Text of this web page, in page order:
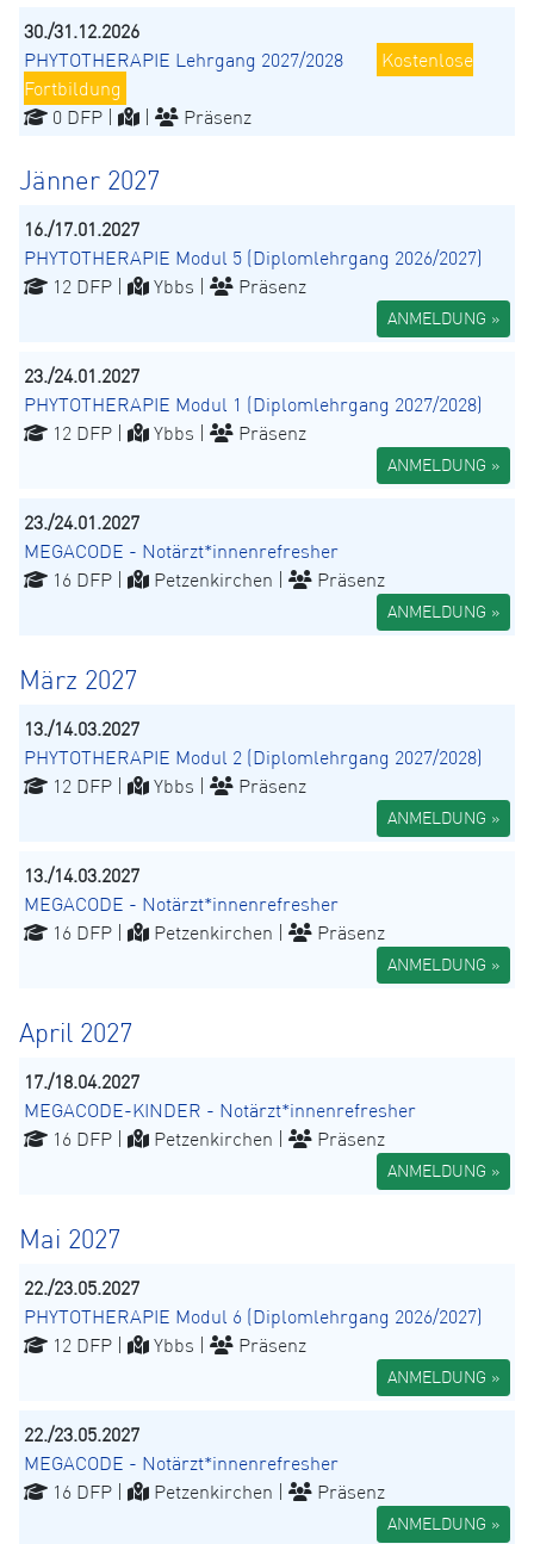
30./31.12.2026
PHYTOTHERAPIE Lehrgang 2027/2028
Kostenlose
Fortbildung
0 DFP |
Präsenz
Jänner 2027
16./17.01.2027
PHYTOTHERAPIE Modul 5 (Diplomlehrgang 2026/2027)
12 DFP |
Ybbs | Präsenz
ANMELDUNG »
23./24.01.2027
PHYTOTHERAPIE Modul 1 (Diplomlehrgang 2027/2028)
12 DFP |
Ybbs | Präsenz
ANMELDUNG »
23./24.01.2027
MEGACODE - Notärzt*innenrefresher
16 DFP |
Petzenkirchen | Präsenz
ANMELDUNG »
März 2027
13./14.03.2027
PHYTOTHERAPIE Modul 2 (Diplomlehrgang 2027/2028)
12 DFP |
Ybbs | Präsenz
ANMELDUNG »
13./14.03.2027
MEGACODE - Notärzt*innenrefresher
16 DFP |
Petzenkirchen | Präsenz
ANMELDUNG »
April 2027
17./18.04.2027
MEGACODE-KINDER - Notärzt*innenrefresher
16 DFP |
Petzenkirchen | Präsenz
ANMELDUNG »
Mai 2027
22./23.05.2027
PHYTOTHERAPIE Modul 6 (Diplomlehrgang 2026/2027)
12 DFP |
Ybbs | Präsenz
ANMELDUNG »
22./23.05.2027
MEGACODE - Notärzt*innenrefresher
16 DFP |
Petzenkirchen | Präsenz
ANMELDUNG »